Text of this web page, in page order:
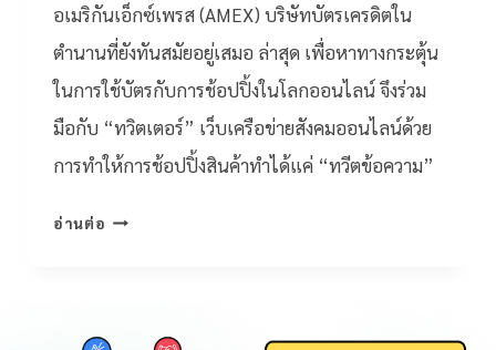
อเมริกันเอ็กซ์เพรส (AMEX) บริษัทบัตรเครดิตใน
ตำนานที่ยังทันสมัยอยู่เสมอ ล่าสุด เพื่อหาทางกระตุ้น
ในการใช้บัตรกับการช้อปปิ้งในโลกออนไลน์ จึงร่วม
มือกับ “ทวิตเตอร์” เว็บเครือข่ายสังคมออนไลน์ด้วย
การทำให้การช้อปปิ้งสินค้าทำได้แค่ “ทวีตข้อความ”
อ่านต่อ